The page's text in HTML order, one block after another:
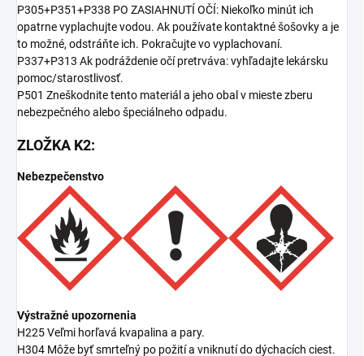
P305+P351+P338 PO ZASIAHNUTÍ OČÍ: Niekoľko minút ich
opatrne vyplachujte vodou. Ak používate kontaktné šošovky a je
to možné, odstráňte ich. Pokračujte vo vyplachovaní.
P337+P313 Ak podráždenie očí pretrváva: vyhľadajte lekársku
pomoc/starostlivosť.
P501 Zneškodnite tento materiál a jeho obal v mieste zberu
nebezpečného alebo špeciálneho odpadu.
ZLOŽKA K2:
Nebezpečenstvo
Výstražné upozornenia
H225 Veľmi horľavá kvapalina a pary.
H304 Môže byť smrteľný po požití a vniknutí do dýchacích ciest.